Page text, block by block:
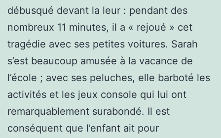
débusqué devant la leur : pendant des
nombreux 11 minutes, il a « rejoué » cet
tragédie avec ses petites voitures. Sarah
s’est beaucoup amusée à la vacance de
l’école ; avec ses peluches, elle barboté les
activités et les jeux console qui lui ont
remarquablement surabondé. Il est
conséquent que l’enfant ait pour